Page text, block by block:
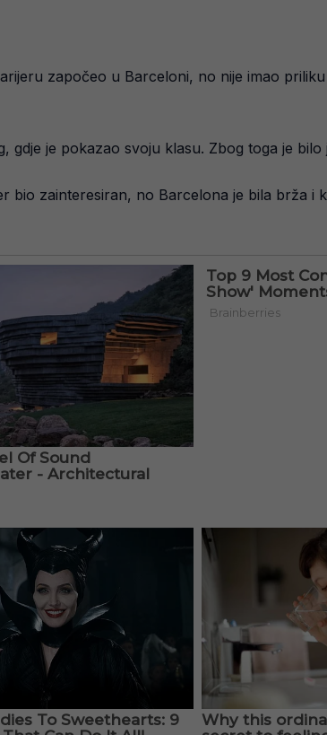
započeo u Barceloni, no nije imao
gdje je pokazao svoju klasu. Zbog toga je
bio zainteresiran, no Barcelona je bila brža i